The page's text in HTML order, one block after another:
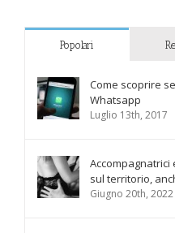
Popolari
Come scoprire
Whatsapp
Luglio 13th, 2017
sul territorio,
Giugno 20th, 2022